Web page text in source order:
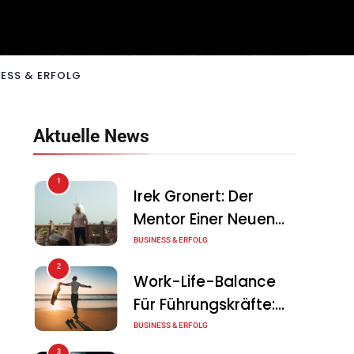
& ERFOLG
Aktuelle News
1
Irek Gronert: Der
Mentor Einer Neuen
Generation Von
BUSINESS & ERFOLG
2
Work-Life-Balance
Für Führungskräfte:
Illusion Oder Echte
BUSINESS & ERFOLG
3